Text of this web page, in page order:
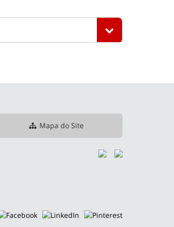
Mapa do Site